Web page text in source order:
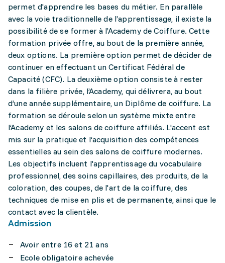
permet d'apprendre les bases du métier. En parallèle
avec la voie traditionnelle de l’apprentissage, il existe la
possibilité de se former à l’Academy de Coiffure. Cette
formation privée offre, au bout de la première année,
deux options. La première option permet de décider de
continuer en effectuant un Certificat Fédéral de
Capacité (CFC). La deuxième option consiste à rester
dans la filière privée, l’Academy, qui délivrera, au bout
d’une année supplémentaire, un Diplôme de coiffure. La
formation se déroule selon un système mixte entre
l’Academy et les salons de coiffure affiliés. L'accent est
mis sur la pratique et l’acquisition des compétences
essentielles au sein des salons de coiffure modernes.
Les objectifs incluent l'apprentissage du vocabulaire
professionnel, des soins capillaires, des produits, de la
coloration, des coupes, de l'art de la coiffure, des
techniques de mise en plis et de permanente, ainsi que le
contact avec la clientèle.
Admission
Avoir entre 16 et 21 ans
Ecole obligatoire achevée